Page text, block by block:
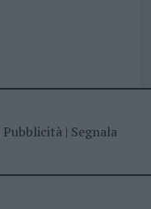
Pubblicità| Segnala